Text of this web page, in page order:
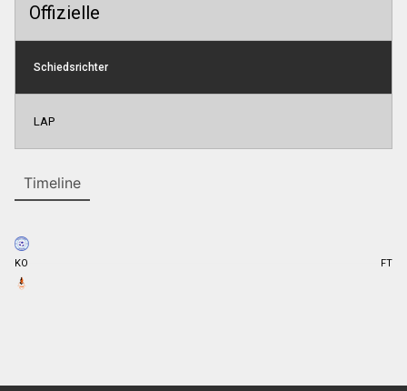
Offizielle
Schiedsrichter
LAP
Timeline
KO FT